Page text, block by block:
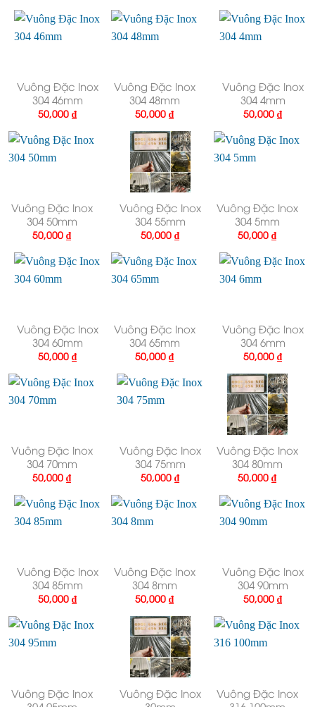
Vuông Đặc Inox
304 46mm
50,000₫
Vuông Đặc Inox
304 48mm
50,000₫
Vuông Đặc Inox
304 4mm
50,000₫
Vuông Đặc Inox
304 50mm
50,000₫
Vuông Đặc Inox
304 55mm
50,000₫
Vuông Đặc Inox
304 5mm
50,000₫
Vuông Đặc Inox
304 60mm
50,000₫
Vuông Đặc Inox
304 65mm
50,000₫
Vuông Đặc Inox
304 6mm
50,000₫
Vuông Đặc Inox
304 70mm
50,000₫
Vuông Đặc Inox
304 75mm
50,000₫
Vuông Đặc Inox
304 80mm
50,000₫
Vuông Đặc Inox
304 85mm
50,000₫
Vuông Đặc Inox
304 8mm
50,000₫
Vuông Đặc Inox
304 90mm
50,000₫
Vuông Đặc Inox
Vuông Đặc Inox
Vuông Đặc Inox